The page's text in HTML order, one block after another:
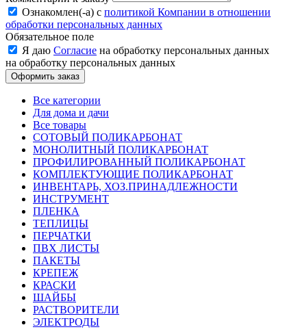
Ознакомлен(-a) с политикой Компании в отношении
обработки персональных данных
Обязательное поле
Я даю Согласие на обработку персональных данных
на обработку персональных данных
Оформить заказ
Все категории
Для дома и дачи
Все товары
СОТОВЫЙ ПОЛИКАРБОНАТ
МОНОЛИТНЫЙ ПОЛИКАРБОНАТ
ПРОФИЛИРОВАННЫЙ ПОЛИКАРБОНАТ
КОМПЛЕКТУЮЩИЕ ПОЛИКАРБОНАТ
ИНВЕНТАРЬ, ХОЗ.ПРИНАДЛЕЖНОСТИ
ИНСТРУМЕНТ
ПЛЕНКА
ТЕПЛИЦЫ
ПЕРЧАТКИ
ПВХ ЛИСТЫ
ПАКЕТЫ
КРЕПЕЖ
КРАСКИ
ШАЙБЫ
РАСТВОРИТЕЛИ
ЭЛЕКТРОДЫ